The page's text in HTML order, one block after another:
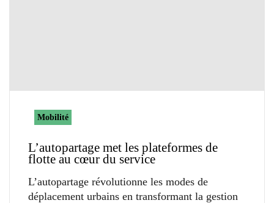
Mobilité
L’autopartage met les plateformes de
flotte au cœur du service
L’autopartage révolutionne les modes de
déplacement urbains en transformant la gestion